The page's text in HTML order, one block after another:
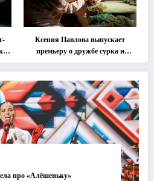
Ксения Павлова выпускает
премьеру о дружбе сурка и
одуванчика
про «Алёшеньку»